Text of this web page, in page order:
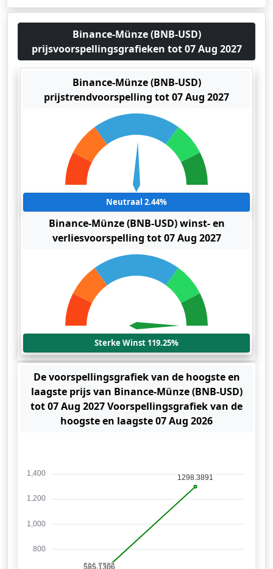
Binance-Münze (BNB-USD)
prijsvoorspellingsgrafieken tot 07 Aug 2027
Binance-Münze (BNB-USD)
prijstrendvoorspelling tot 07 Aug 2027
Neutraal 2.44%
Binance-Münze (BNB-USD) winst- en
verliesvoorspelling tot 07 Aug 2027
Sterke Winst 119.25%
De voorspellingsgrafiek van de hoogste en
laagste prijs van Binance-Münze (BNB-USD)
tot 07 Aug 2027 Voorspellingsgrafiek van de
hoogste en laagste 07 Aug 2026